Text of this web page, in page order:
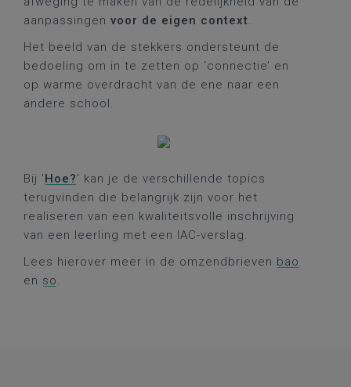
aanpassingen voor de eigen context.
Het beeld van de stekkers ondersteunt de
bedoeling om in te zetten op ‘connectie’ en
op warme overdracht van de ene naar een
andere school.
Bij 'Hoe?' kan je de verschillende topics
terugvinden die belangrijk zijn voor het
realiseren van een kwaliteitsvolle inschrijving
van een leerling met een IAC-verslag.
Lees hierover meer in de omzendbrieven bao
en so.